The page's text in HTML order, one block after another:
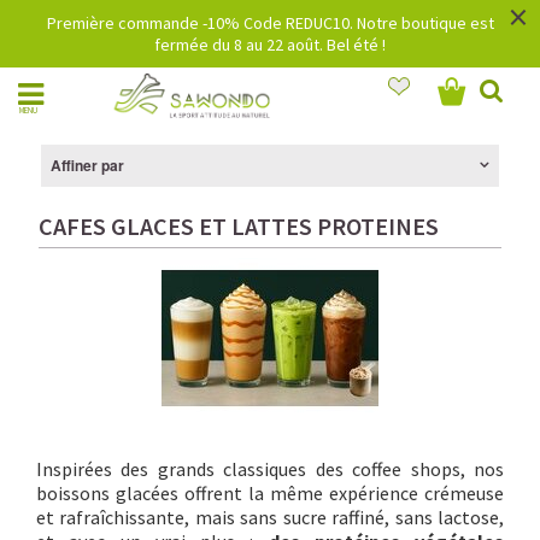
Première commande -10% Code REDUC10. Notre boutique est
fermée du 8 au 22 août. Bel été !
×
MENU
Affiner par
CAFES GLACES ET LATTES PROTEINES
Inspirées des grands classiques des coffee shops, nos
boissons glacées offrent la même expérience crémeuse
et rafraîchissante, mais sans sucre raffiné, sans lactose,